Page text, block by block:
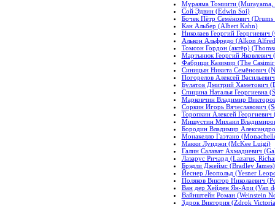
Мураяма Томиити (Murayama,
Сой Эдвин (Edwin Soi)
Бочек Пётр Семёнович (Drums
Кан Альбер (Albert Kahn)
Николаев Георгий Георгиевич
Алькон Альфредо (Alkon
Томсон Гордон (актёр)
Мартынюк Георгий
Фабрици Казимир (The
Синицын Никита Семёнович
Погорелов Алексей
Булатов Дмитрий Хаметович
Спицина Наталья Георгиевна
Марковчин Владимир
Соркин Игорь Вячеславович
Торопкин Алексей
Мишустин Михаил
Бородин Владимир
Монакелло Гаэтано
Макки Луиджи (McKee Luigi)
Галин Салават Ахмадиевич
Лазарус Ричард (Lazarus,
Брэдли Джеймс (Bradley James)
Йеснер Леопольд (Yesner
Поляков Виктор Николаевич
Ван дер Хейден Ян-Ари (Van
Вайнштейн Роман (Weinstein
Здрок Виктория (Zdrok